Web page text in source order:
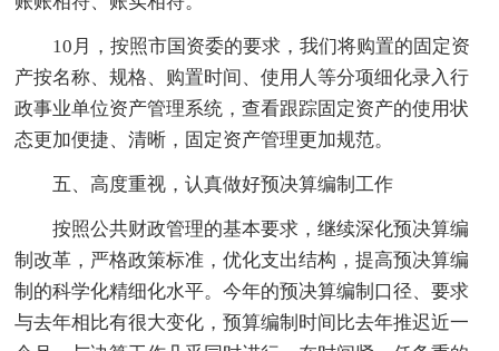
10月，按照市国资委的要求，我们将购置的固定资
产按名称、规格、购置时间、使用人等分项细化录入行
政事业单位资产管理系统，查看跟踪固定资产的使用状
态更加便捷、清晰，固定资产管理更加规范。
五、高度重视，认真做好预决算编制工作
按照公共财政管理的基本要求，继续深化预决算编
制改革，严格政策标准，优化支出结构，提高预决算编
制的科学化精细化水平。今年的预决算编制口径、要求
与去年相比有很大变化，预算编制时间比去年推迟近一